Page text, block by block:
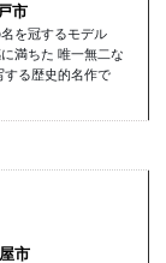
市
を冠するモデル
満ちた 唯一無二な
する歴史的名作で
市